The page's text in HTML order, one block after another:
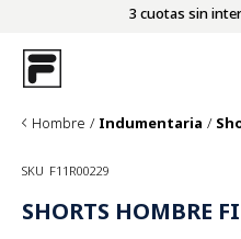
3 cuotas sin
Hombre Indumentaria
SKU F11R00229
SHORTS HOMBRE